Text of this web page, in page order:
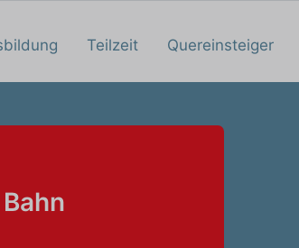
Teilzeit Quereinsteiger